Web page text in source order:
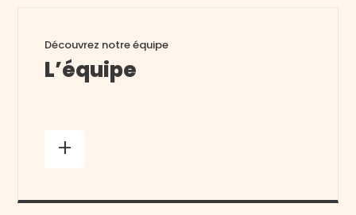
Découvrez notre équipe
L’équipe
+